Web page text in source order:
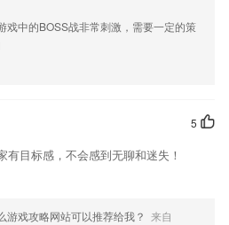
戏中的BOSS战非常刺激，需要一定的策
5
有目标感，不会感到无聊和迷失！
游戏攻略网站可以推荐给我？ 来自